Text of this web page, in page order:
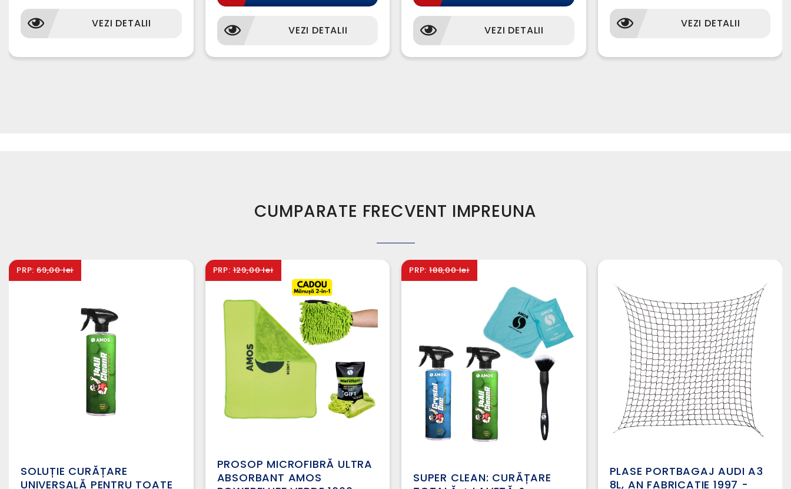
VEZI DETALII VEZI DETALII VEZI DETALII VEZI DETALII
CUMPARATE FRECVENT IMPREUNA
PRP: 69,00 lei
SOLUȚIE CURĂȚARE
UNIVERSALĂ PENTRU TOATE
PRP:129,00 lei
PROSOP MICROFIBRĂ ULTRA
ABSORBANT AMOS
PRP: 188,00 lei
SUPER CLEAN: CURĂȚARE
PLASE PORTBAGAJ AUDI A3
8L, AN FABRICATIE 1997 -